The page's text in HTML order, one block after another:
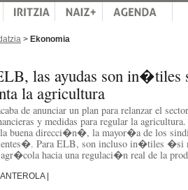
> Ekonomia
las ayudas son in�tiles
la agricultura
de anunciar un plan para relanzar el
y medidas para regular la
buena direcci�n�, la mayor�a de los
Para ELB, son incluso in�tiles �si
hacia una regulaci�n real de la
|